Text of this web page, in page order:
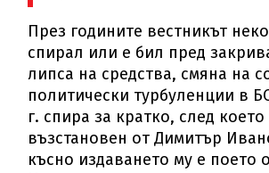
През годините вестникът
спирал или е бил пред
липса на средства, смяна на
политически турбуленции в
г. спира за кратко, след което
възстановен от Димитър
късно издаването му е поето